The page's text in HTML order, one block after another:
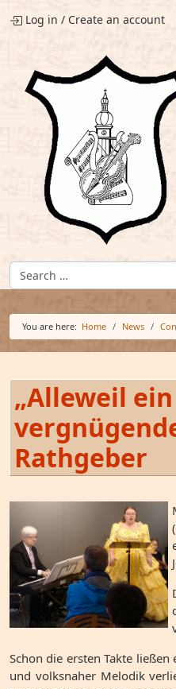
Log in / Create an account
Find:
You are here: Home News
„Alleweil
Rathgeber
Schon die ersten Takte
und volksnaher Melodik